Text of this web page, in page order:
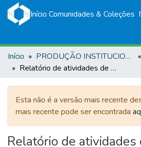
Início Comunidades & Coleções
Início
PRODUÇÃO INSTITUCIONAL
Relatório de atividades de campo, semestre 2023/2: monitoramento da área IV Beluno - Siderópolis-SC
Esta não é a versão mais recente
mais recente pode ser encontrada
Relatório de atividades